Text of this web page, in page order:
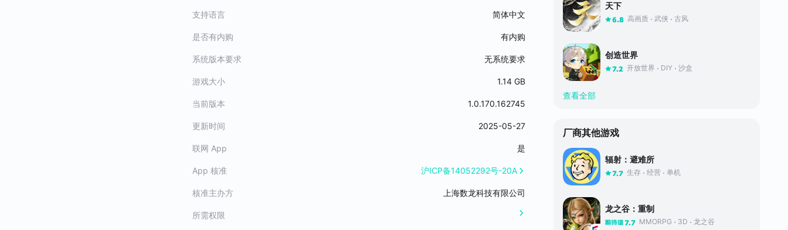
【BUG】
（2）兑换商店界面刷新同步问题
（3）光明巅峰/巅峰乱斗排行榜数据异常问题
支持语言 简体中文
是否有内购 有内购
系统版本要求 无系统要求
游戏大小 1.14 GB
当前版本 1.0.170.162745
更新时间 2025-05-27
联网 App 是
App 核准 沪ICP备14052292号-20A
核准主办方 上海数龙科技有限公司
所需权限
天下
6.8 高画质 武侠 古风
创造世界
7.2 开放世界 DIY 沙盒
查看全部
厂商其他游戏
辐射：避难所
7.7 生存 经营 单机
龙之谷：重制
7.7 MMORPG 3D 龙之谷